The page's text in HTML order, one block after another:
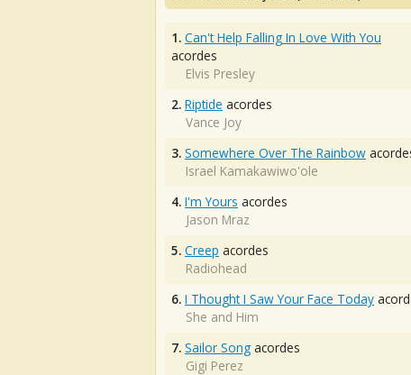
1. Can't Help Falling In Love With You
acordes
Elvis Presley
2. Riptide acordes
Vance Joy
3. Somewhere Over The Rainbow
Israel Kamakawiwo'ole
4. I'm Yours acordes
Jason Mraz
5. Creep acordes
Radiohead
6. I Thought I Saw Your Face Today
She and Him
7. Sailor Song acordes
Gigi Perez